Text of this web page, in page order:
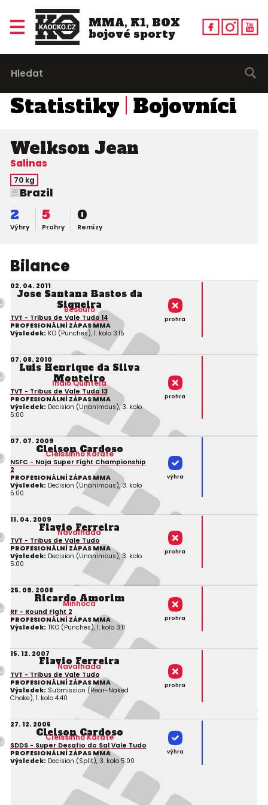
MMA, K1, BOX
bojové sporty
Statistiky Bojovníci
Welkson Jean
Salinas
70 kg
Brazil
Výhry
2
Prohry
5
Remízy
0
Bilance
02. 04. 2011
Jose Santana Bastos da
Siqueira
Besouro
TVT - Tribus de Vale Tudo 14
PROFESIONÁLNÍ ZÁPAS MMA
Výsledek: KO (Punches), 1. kolo 3:15
prohra
07. 08. 2010
Luis Henrique da Silva
Monteiro
Indio Quintela
TVT - Tribus de Vale Tudo 13
PROFESIONÁLNÍ ZÁPAS MMA
Výsledek: Decision (Unanimous), 3. kolo
5:00
prohra
07. 07. 2009
Cleison Cardoso
Cleissinho Karate
NSFC - Naja Super Fight Championship
2
PROFESIONÁLNÍ ZÁPAS MMA
Výsledek: Decision (Unanimous), 3. kolo
5:00
výhra
11. 04. 2009
Flavio Ferreira
Navalhada
TVT - Tribus de Vale Tudo
PROFESIONÁLNÍ ZÁPAS MMA
Výsledek: Decision (Unanimous), 3. kolo
5:00
prohra
25. 09. 2008
Ricardo Amorim
Minhoca
RF - Round Fight 2
PROFESIONÁLNÍ ZÁPAS MMA
Výsledek: TKO (Punches), 1. kolo 3:11
prohra
15. 12. 2007
Flavio Ferreira
Navalhada
TVT - Tribus de Vale Tudo
PROFESIONÁLNÍ ZÁPAS MMA
Výsledek: Submission (Rear-Naked
Choke), 1. kolo 4:40
prohra
27. 12. 2005
Cleison Cardoso
Cleissinho Karate
SDDS - Super Desafio do Sal Vale Tudo
PROFESIONÁLNÍ ZÁPAS MMA
Výsledek: Decision (Split), 3. kolo 5:00
výhra